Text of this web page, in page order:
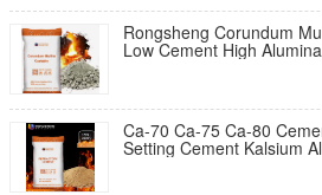
Rongsheng Corundum
Low Cement High
Ca-70 Ca-75 Ca-80
Setting Cement Kalsium